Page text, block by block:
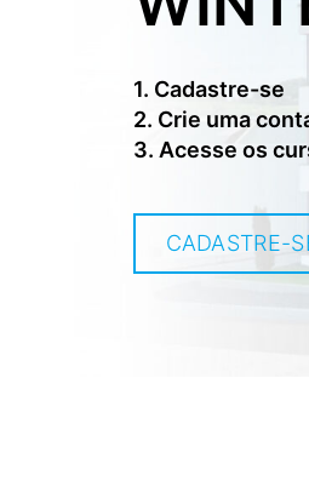
1. Cadastre-se
2. Crie uma
3. Acesse os
CADASTRE-